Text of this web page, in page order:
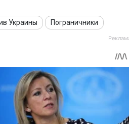
Украины Пограничники